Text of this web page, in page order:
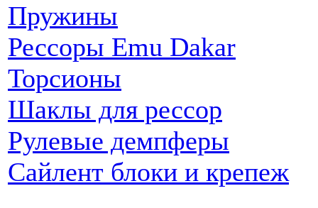
Пружины
Рессоры Emu Dakar
Торсионы
Шаклы для рессор
Рулевые демпферы
Сайлент блоки и крепеж